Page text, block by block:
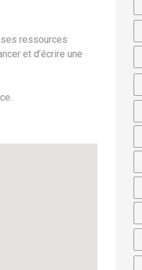
ressources
et d’écrire une